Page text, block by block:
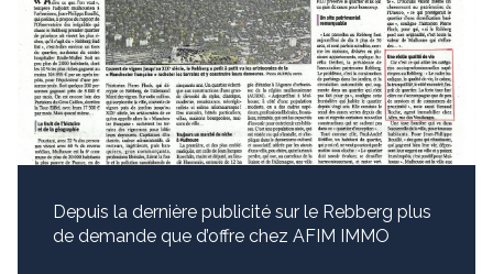
Depuis la dernière publicité sur le Rebberg plus
de demande que d’offre chez AFIM IMMO